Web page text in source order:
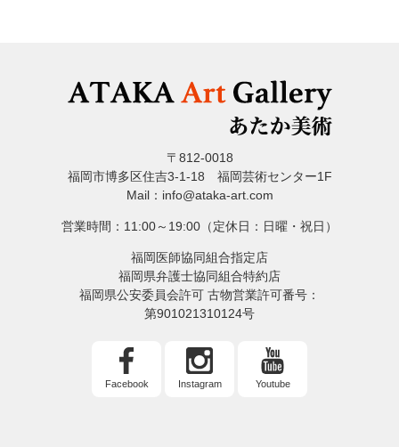
〒812-0018
福岡市博多区住吉3-1-18 福岡芸術センター1F
Mail：info@ataka-art.com
営業時間：11:00～19:00（定休日：日曜・祝日）
福岡医師協同組合指定店
福岡県弁護士協同組合特約店
福岡県公安委員会許可 古物営業許可番号：
第901021310124号
Facebook Instagram Youtube